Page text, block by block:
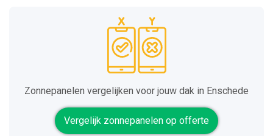
Zonnepanelen vergelijken voor jouw dak in Enschede
Vergelijk zonnepanelen op offerte